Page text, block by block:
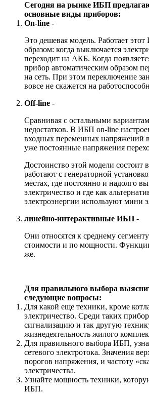
Сегодня на рынке ИБП
основные виды приборов:
On-line -
Это дешевая модель. Работает
образом: когда выключается
переходит на АКБ. Когда
прибор автоматическим образом
на сеть. При этом переключение
вовсе не скажется на
Off-line -
Сравнивая с остальными
недостатков. В ИБП on-line
входных переменных напряжений
уже постоянные напряжения
Достоинство этой модели
работают с генераторной
местах, где постоянно и надолго
электричество и где как
электроэнергии используют мини
линейно-интерактивные ИБП -
Они относятся к среднему
стоимости и по мощности.
же.
Для правильного выбора
следующие вопросы:
Для какой еще техники, кроме
электричество. Среди таких
сигнализацию и так другую
жизнедеятельность жилого
Для правильного выбора ИБП,
сетевого электротока. Значения
порогов напряжения, и частоту
электричества.
Узнайте мощность техники,
ИБП.